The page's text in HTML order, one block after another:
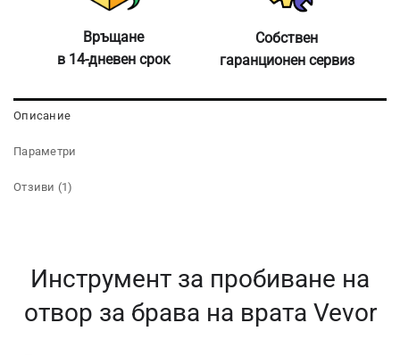
Връщане
в 14-дневен срок
Собствен
гаранционен сервиз
Описание
Параметри
Отзиви (1)
Инструмент за пробиване на
отвор за брава на врата Vevor